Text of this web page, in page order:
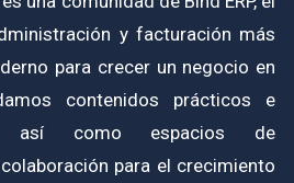
y facturación más
para crecer un negocio en
contenidos prácticos e
así como espacios de
para el crecimiento